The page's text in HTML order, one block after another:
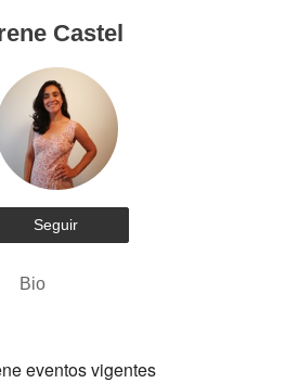
Castel
Seguir
Bio
eventos vigentes